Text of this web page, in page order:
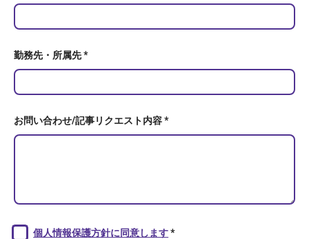
勤務先・所属先 *
お問い合わせ/記事リクエスト内容 *
個人情報保護方針に同意します*